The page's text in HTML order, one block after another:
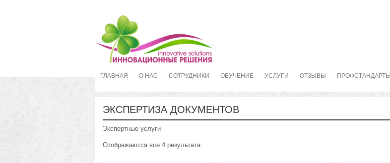
ГЛАВНАЯ О НАС СОТРУДНИКИ ОБУЧЕНИЕ УСЛУГИ ОТЗЫВЫ ПРОФСТАНДАРТЫ
ЭКСПЕРТИЗА ДОКУМЕНТОВ
Экспертные услуги
Отображаются все 4 результата